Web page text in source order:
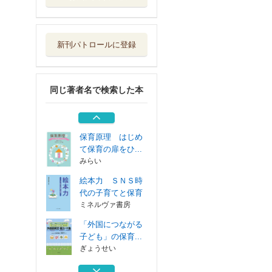
新刊パトロールに登録
同じ著者名で検索した本
「外国につながる
子ども」の保育...
特別支援教育・障
建帛社
保育者のための外
国人保護者支援...
かもがわ出版
保育原理 はじめ
て保育の扉をひ...
みらい
絵本力 ＳＮＳ時
代の子育てと保育
ミネルヴァ書房
「外国につながる
子ども」の保育...
ぎょうせい
特別支援教育・障